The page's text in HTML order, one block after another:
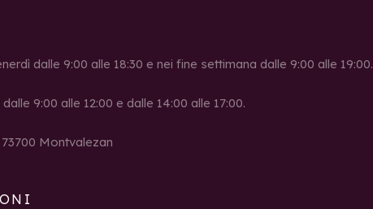
dalle 9:00 alle 18:30 e nei fine settimana dalle 9:00 alle 19:00.
9:00 alle 12:00 e dalle 14:00 alle 17:00.
Montvalezan